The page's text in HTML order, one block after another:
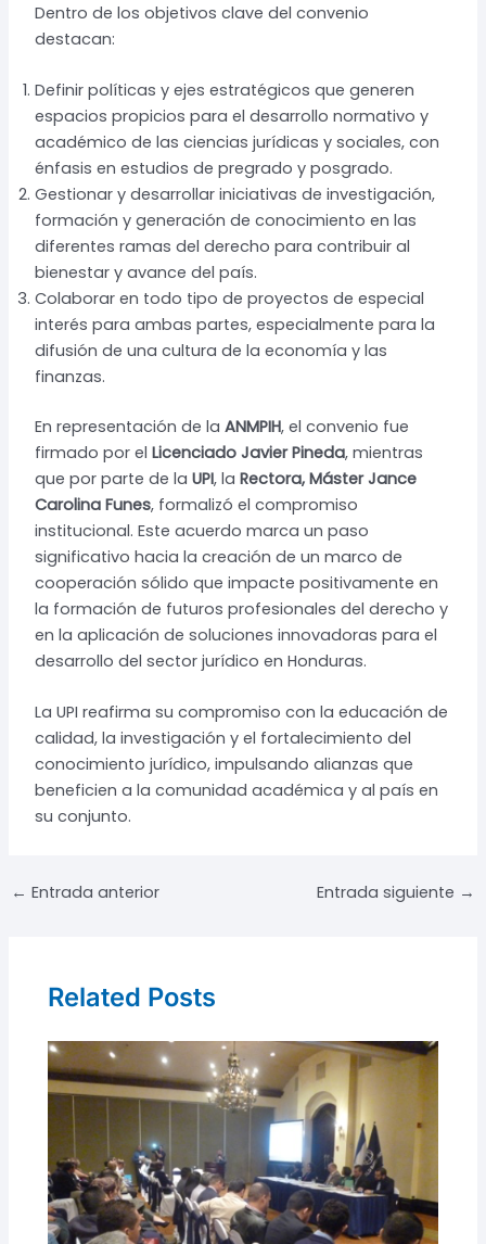
Dentro de los objetivos clave del convenio
destacan:
Definir políticas y ejes estratégicos que generen
espacios propicios para el desarrollo normativo y
académico de las ciencias jurídicas y sociales, con
énfasis en estudios de pregrado y posgrado.
Gestionar y desarrollar iniciativas de investigación,
formación y generación de conocimiento en las
diferentes ramas del derecho para contribuir al
bienestar y avance del país.
Colaborar en todo tipo de proyectos de especial
interés para ambas partes, especialmente para la
difusión de una cultura de la economía y las
finanzas.
En representación de la ANMPIH, el convenio fue
firmado por el Licenciado Javier Pineda, mientras
que por parte de la UPI, la Rectora, Máster Jance
Carolina Funes, formalizó el compromiso
institucional. Este acuerdo marca un paso
significativo hacia la creación de un marco de
cooperación sólido que impacte positivamente en
la formación de futuros profesionales del derecho y
en la aplicación de soluciones innovadoras para el
desarrollo del sector jurídico en Honduras.
La UPI reafirma su compromiso con la educación de
calidad, la investigación y el fortalecimiento del
conocimiento jurídico, impulsando alianzas que
beneficien a la comunidad académica y al país en
su conjunto.
Navegación
← Entrada anterior Entrada siguiente →
Related Posts